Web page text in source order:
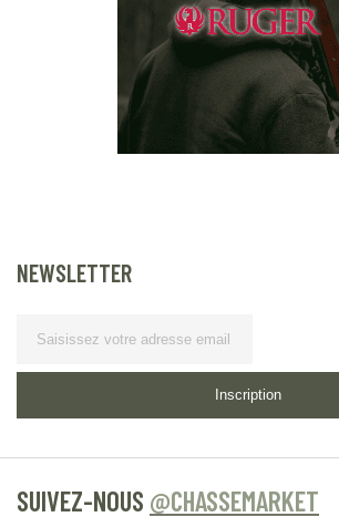
NEWSLETTER
Inscription
SUIVEZ-NOUS @CHASSEMARKET